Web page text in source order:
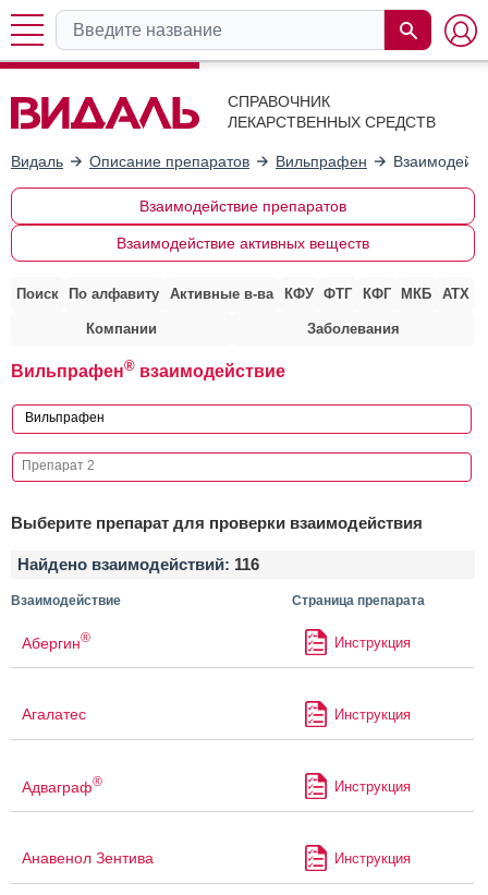
СПРАВОЧНИК
ЛЕКАРСТВЕННЫХ СРЕДСТВ
Видаль Описание препаратов Вильпрафен
Взаимодействие препаратов
Взаимодействие активных веществ
Поиск По алфавиту Активные в-ва КФУ ФТГ КФГ МКБ АТХ
Компании Заболевания
Вильпрафен® взаимодействие
Выберите препарат для проверки взаимодействия
Найдено взаимодействий: 116
Взаимодействие Страница препарата
Абергин® Инструкция
Агалатес Инструкция
Адваграф® Инструкция
Анавенол Зентива Инструкция